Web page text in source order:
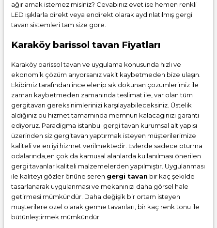
ağırlamak istemez misiniz? Cevabınız evet ise hemen renkli
LED ışıklarla direkt veya endirekt olarak aydınlatılmış gergi
tavan sistemleri tam size göre.
Karaköy barissol tavan Fiyatları
Karaköy barissol tavan ve uygulama konusunda hızlı ve
ekonomik çözüm arıyorsanız vakit kaybetmeden bize ulaşın.
Ekibimiz tarafından ince elenip sık dokunan çözümlerimiz ile
zaman kaybetmeden zamanında teslimat ile, var olan tüm
gergitavan gereksinimlerinizi karşılayabileceksiniz. Üstelik
aldığınız bu hizmet tamamında memnun kalacagınızı garanti
ediyoruz. Paradigma istanbul gergi tavan kurumsal alt yapısı
üzerinden siz gergitavan yaptırmak isteyen müşterilerimize
kaliteli ve en iyi hizmet verilmektedir. Evlerde sadece oturma
odalarında,en çok da kamusal alanlarda kullanılması önerilen
gergi tavanlar kaliteli malzemelerden yapılmıştır. Uygulanması
ile kaliteyi gözler önüne seren gergi tavan bir kaç şekilde
tasarlanarak uygulanması ve mekanınızı daha görsel hale
getirmesi mümkündür. Daha değişik bir ortam isteyen
müşterilere özel olarak germe tavanları, bir kaç renk tonu ile
bütünleştirmek mümkündür.